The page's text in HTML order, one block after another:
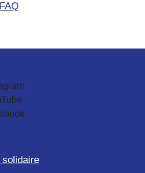
FAQ
solidaire